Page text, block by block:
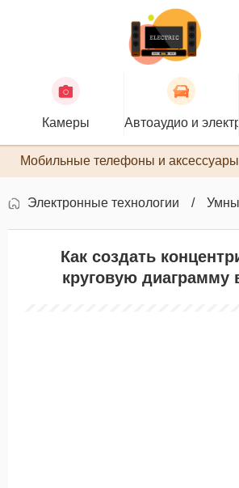
Камеры Автоаудио и
Мобильные телефоны и аксессуары
Электронные технологии
Как создать
круговую диаграмму